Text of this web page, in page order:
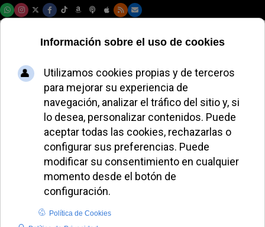
Preocupa la salud
mental juvenil en
Cataluña pese al
descenso de los
suicidios